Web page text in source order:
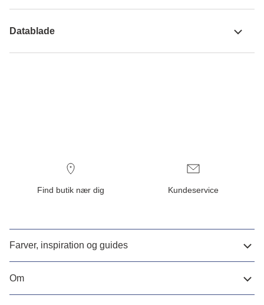
Datablade
Find butik nær dig Kundeservice
Farver, inspiration og guides
Om